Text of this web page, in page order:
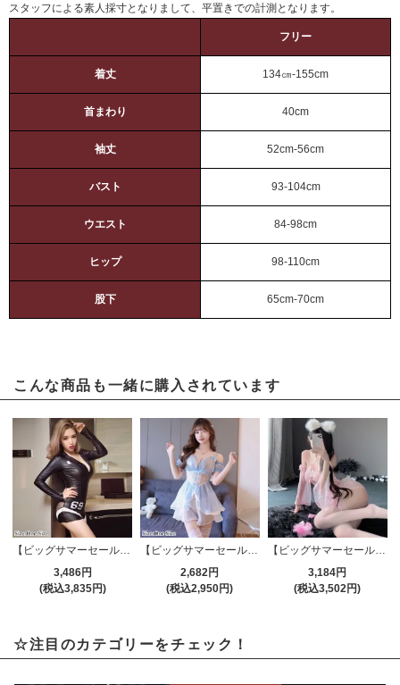
スタッフによる素人採寸となりまして、平置きでの計測となります。
フリー
着丈 134㎝-155cm
首まわり 40cm
袖丈 52cm-56cm
バスト 93-104cm
ウエスト 84-98cm
ヒップ 98-110cm
股下 65cm-70cm
こんな商品も一緒に購入されています
3,486円
(税込3,835円)
【ビッグサマーセール対象品】セクシーコスプレ(SEXYCOSPLAY) 3480
2,682円
(税込2,950円)
【ビッグサマーセール対象品】セクシーコスプレ(SEXYCOSPLAY) 3493
3,184円
(税込3,502円)
☆注目のカテゴリーをチェック！